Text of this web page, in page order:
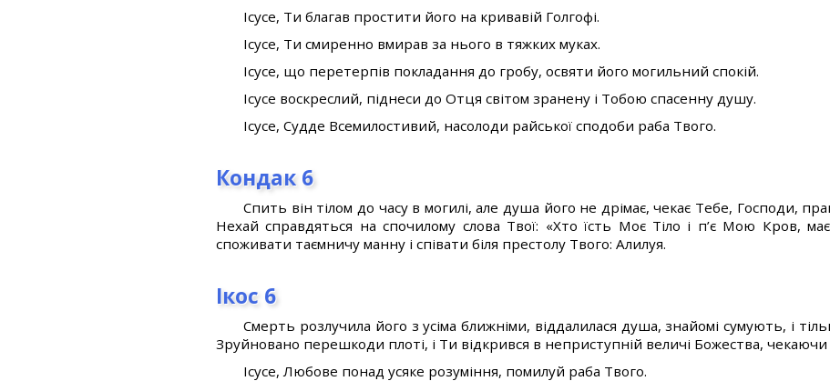
Ісусе, Ти благав простити його на кривавій Голгофі.
Ісусе, Ти смиренно вмирав за нього в тяжких муках.
Ісусе, що перетерпів покладання до гробу, освяти його могильний спокій.
Ісусе воскреслий, піднеси до Отця світом зранену і Тобою спасенну душу.
Ісусе, Судде Всемилостивий, насолоди райської сподоби раба Твого.
Кондак 6
Спить він тілом до часу в могилі, але душа його не дрімає, чекає Тебе, Господи,
Нехай справдяться на спочилому слова Твої: «Хто їсть Моє Тіло і п’є Мою Кров,
споживати таємничу манну і співати біля престолу Твого: Алилуя.
Ікос 6
Смерть розлучила його з усіма ближніми, віддалилася душа, знайомі сумують, і
Зруйновано перешкоди плоті, і Ти відкрився в неприступній величі Божества, чекаючи
Ісусе, Любове понад усяке розуміння, помилуй раба Твого.